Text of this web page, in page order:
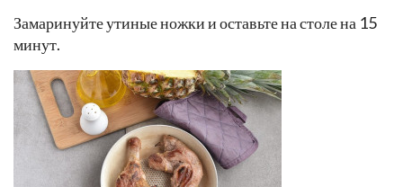
Замаринуйте утиные ножки и оставьте на столе на 15
минут.